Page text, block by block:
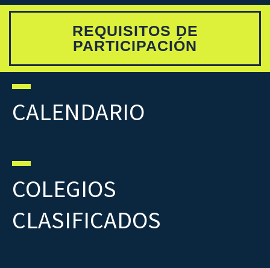
REQUISITOS DE
PARTICIPACIÓN
CALENDARIO
COLEGIOS
CLASIFICADOS